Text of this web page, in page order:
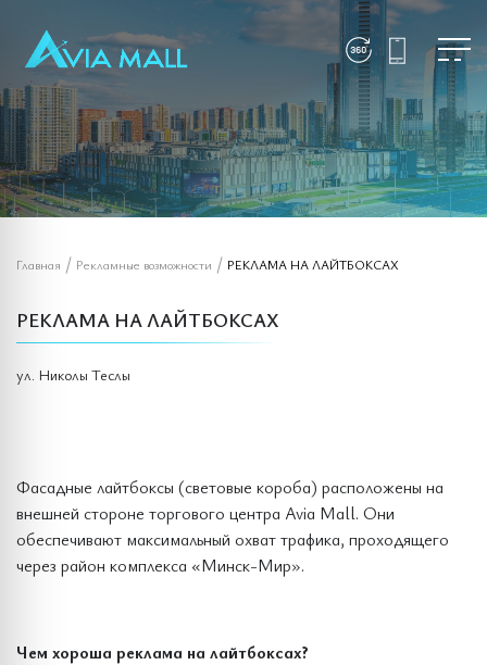
Главная / Рекламные возможности / РЕКЛАМА НА ЛАЙТБОКСАХ
РЕКЛАМА НА ЛАЙТБОКСАХ
ул. Николы Теслы
Фасадные лайтбоксы (световые короба) расположены на
внешней стороне торгового центра Avia Mall. Они
обеспечивают максимальный охват трафика, проходящего
через район комплекса «Минск-Мир».
Чем хороша реклама на лайтбоксах?